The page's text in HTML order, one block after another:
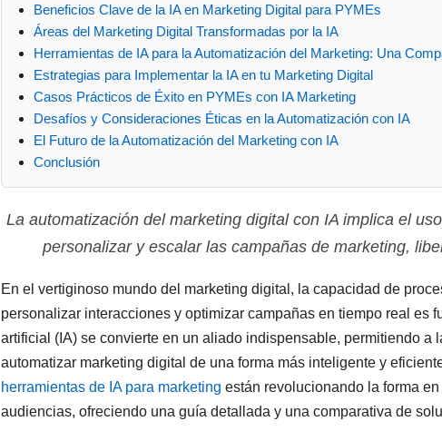
Beneficios Clave de la IA en Marketing Digital para PYMEs
Áreas del Marketing Digital Transformadas por la IA
Herramientas de IA para la Automatización del Marketing: Una
Estrategias para Implementar la IA en tu Marketing Digital
Casos Prácticos de Éxito en PYMEs con IA Marketing
Desafíos y Consideraciones Éticas en la Automatización con IA
El Futuro de la Automatización del Marketing con IA
Conclusión
La automatización del marketing digital con IA implica el
personalizar y escalar las campañas de marketing,
En el vertiginoso mundo del marketing digital, la capacidad de
personalizar interacciones y optimizar campañas en tiempo real es
artificial (IA) se convierte en un aliado indispensable, permitiendo a
automatizar marketing digital de una forma más inteligente y
herramientas de IA para marketing están revolucionando la forma
audiencias, ofreciendo una guía detallada y una comparativa de